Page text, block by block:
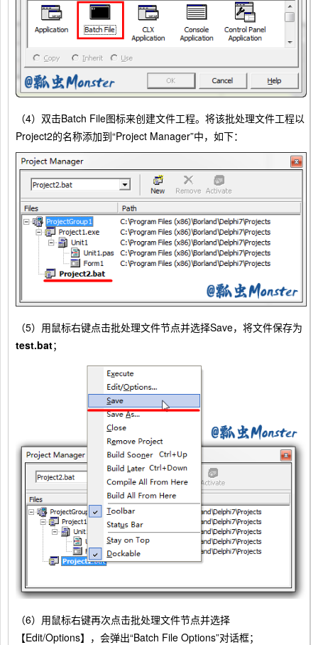
（4）双击Batch File图标来创建文件工程。将该批处理文件工程以
Project2的名称添加到“Project Manager”中，如下：
（5）用鼠标右键点击批处理文件节点并选择Save，将文件保存为
test.bat；
（6）用鼠标右键再次点击批处理文件节点并选择
【Edit/Options】，会弹出“Batch File Options”对话框；